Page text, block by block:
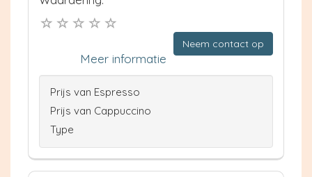
Neem contact op
Meer informatie
Prijs van Espresso
Prijs van Cappuccino
Type